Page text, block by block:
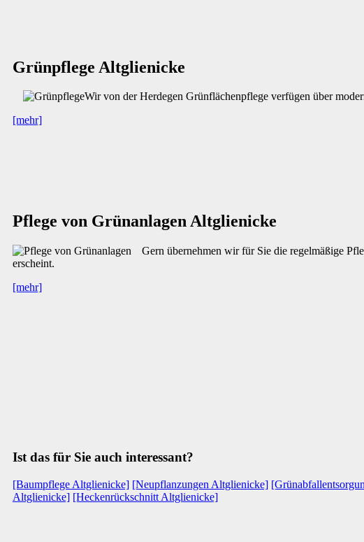
Grünpflege Altglienicke
Wir von der Herdegen Grünflächenpflege verfügen über
[mehr]
Pflege von Grünanlagen Altglienicke
Gern übernehmen wir für Sie die regelmäßige
erscheint.
[mehr]
Ist das für Sie auch interessant?
[Baumpflege Altglienicke] [Neupflanzungen Altglienicke]
Altglienicke] [Heckenrückschnitt Altglienicke]